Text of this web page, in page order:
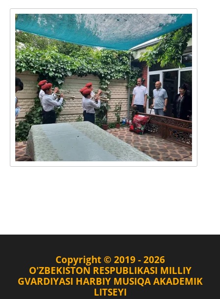
Copyright © 2019 - 2026
O'ZBEKISTON RESPUBLIKASI MILLIY
GVARDIYASI HARBIY MUSIQA AKADEMIK
LITSEYI